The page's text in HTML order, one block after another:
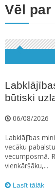
Vēl par
būtiski
06/08/2026
Labklājības
vecāku
vecumposmā.
vienkāršāku,...
Lasīt tālāk